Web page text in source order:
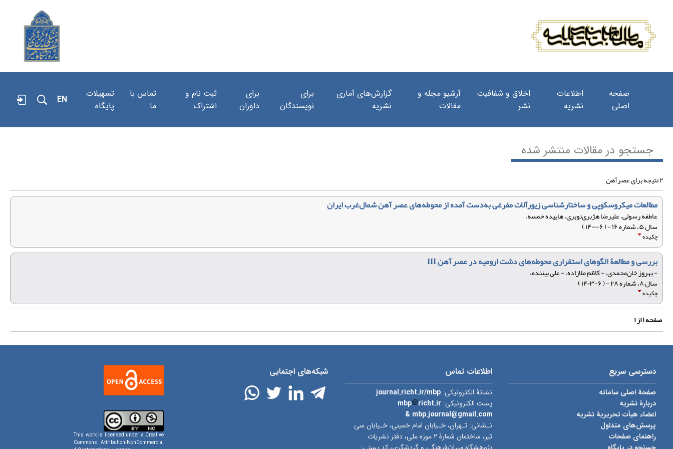
صفحه
اصلی
اطلاعات
نشریه
اخلاق و شفافیت
نشر
آرشیو مجله و
مقالات
گزارش‌های آماری
نشریه
برای
نویسندگان
برای
داوران
ثبت نام و
اشتراک
تماس با
ما
تسهیلات
پایگاه
EN
جستجو در مقالات منتشر شده
۲ نتیجه برای عصر‌آهن
مطالعات میکروسکوپی و ساختارشناسی زیور‌آلات مفرغی به‌دست آمده از محوطه‌های عصر آهن شمال‌غرب ایران
عاطفه رسولی، علیرضا هژبری‌نوبری، هاییده خمسه،
سال ۵، شماره ۱۶ - ( ۶-۱۴۰۰ )
چکیده
بررسی و مطالعۀ الگوهای استقراری محوطه‌های دشت ارومیه در عصر آهن III
- بهروز خان‌محمدی، - کاظم ملازاده، - علی بیننده،
سال ۸، شماره ۲۸ - ( ۶-۱۴۰۳ )
چکیده
صفحه۱از۱
دسترسی سریع
صفحۀ اصلی سامانه
دربارۀ نشریه
اعضاء هیأت تحریریۀ نشریه
پرسش‌های متداول
راهنمای صفحات
اطلاعات تماس
نشانۀ الکترونیکی:journal.richt.ir/mbp
پست الکترونیکی:
mbp
richt.ir
& mbp.journal@gmail.com
نـشانی: تـهران، خـیابان امام خمینی، خـیابان سی
تیر، ساختمان شمارۀ ۲ موزه ملی، دفتر نشریات
شبکه‌های اجتمایی
This work is licensed under a Creative
Commons Attribution-NonCommercial